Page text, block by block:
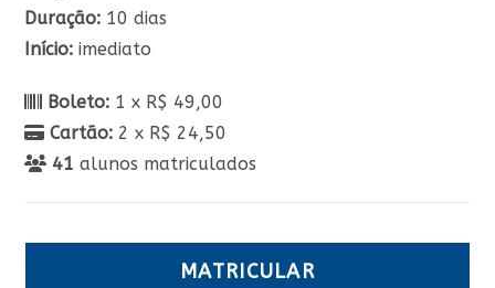
Duração: 10 dias
Início: imediato
Boleto: 1 x R$ 49,00
Cartão: 2 x R$ 24,50
41 alunos matriculados
MATRICULAR